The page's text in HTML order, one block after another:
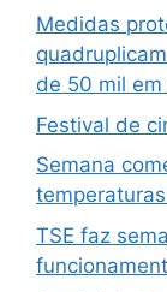
Medidas
de 50 mil
Festival de
Semana
TSE faz